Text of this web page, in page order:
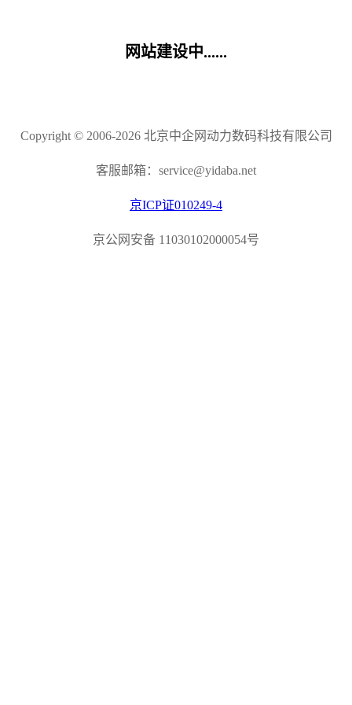
网站建设中......
Copyright © 2006-2026 北京中企网动力数码科技有限公司
客服邮箱：service@yidaba.net
京ICP证010249-4
京公网安备 11030102000054号